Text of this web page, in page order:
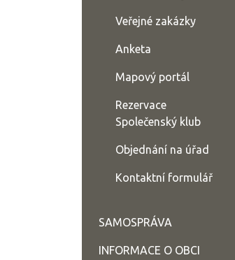
Veřejné zakázky
Anketa
Mapový portál
Rezervace
Společenský klub
Objednání na úřad
Kontaktní formulář
SAMOSPRÁVA
INFORMACE O OBCI